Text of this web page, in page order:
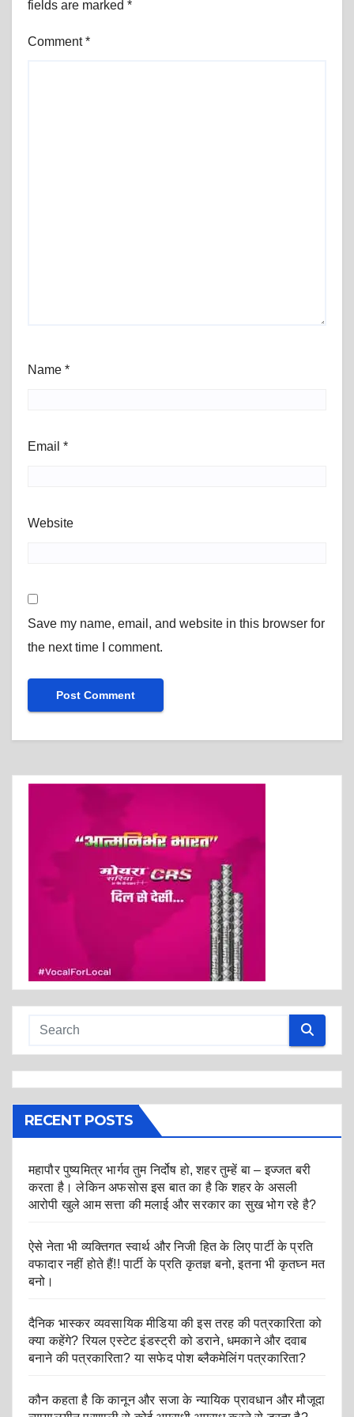
fields are marked *
Comment*
Name *
Email *
Website
Save my name, email, and website in this browser for
the next time I comment.
RECENT POSTS
महापौर पुष्यमित्र भार्गव तुम निर्दोष हो, शहर तुम्हें बा – इज्जत बरी
करता है। लेकिन अफसोस इस बात का है कि शहर के असली
आरोपी खुले आम सत्ता की मलाई और सरकार का सुख भोग रहे है?
ऐसे नेता भी व्यक्तिगत स्वार्थ और निजी हित के लिए पार्टी के प्रति
वफादार नहीं होते हैं!! पार्टी के प्रति कृतज्ञ बनो, इतना भी कृतघ्न मत
बनो।
दैनिक भास्कर व्यवसायिक मीडिया की इस तरह की पत्रकारिता को
क्या कहेंगे? रियल एस्टेट इंडस्ट्री को डराने, धमकाने और दवाब
बनाने की पत्रकारिता? या सफेद पोश ब्लैकमेलिंग पत्रकारिता?
कौन कहता है कि कानून और सजा के न्यायिक प्रावधान और मौजूदा